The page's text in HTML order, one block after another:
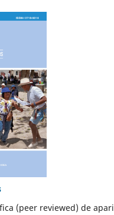
(peer reviewed) de